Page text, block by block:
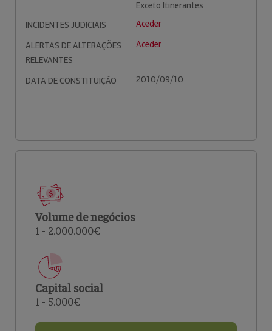
Exceto Itinerantes
INCIDENTES JUDICIAIS
Aceder
ALERTAS DE ALTERAÇÕES
RELEVANTES
Aceder
DATA DE CONSTITUIÇÃO 2010/09/10
Volume de negócios
1 - 2.000.000€
Capital social
1 - 5.000€